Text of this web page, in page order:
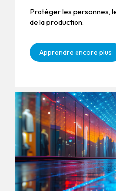
Protéger les personnes,
de la production.
Apprendre encore plus